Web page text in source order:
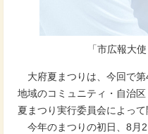
「市広報大
大府夏まつりは、今回で第
地域のコミュニティ・自治
夏まつり実行委員会によって
今年のまつりの初日、8月